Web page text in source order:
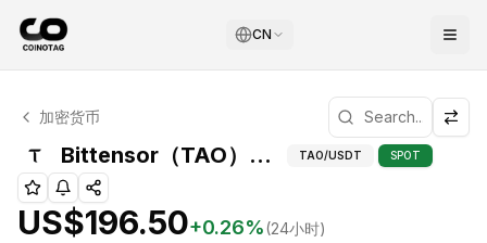
CN
Bittensor 技术分析
Bittensor 目前交易价格为 US$196.50. RSI 指标为 48.14
加密货币
Bittensor（TAO）枢轴点 Bittensor（TAO
TAO/USDT SPOT
US$196.50+0.26%(24小时)